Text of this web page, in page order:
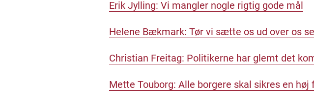
Erik Jylling: Vi mangler nogle rigtig gode mål
Helene Bækmark: Tør vi sætte os ud over os
Christian Freitag: Politikerne har glemt det
Mette Touborg: Alle borgere skal sikres en